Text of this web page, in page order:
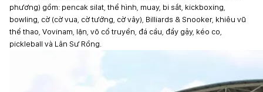
phương) gồm: pencak silat, thể hình, muay, bi sắt, kickboxing,
bowling, cờ (cờ vua, cờ tướng, cờ vây), Billiards & Snooker, khiêu vũ
thể thao, Vovinam, lặn, võ cổ truyền, đá cầu, đẩy gậy, kéo co,
pickleball và Lân Sư Rồng.